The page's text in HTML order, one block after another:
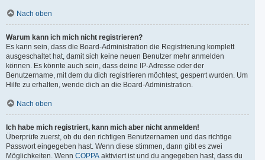
Nach oben
Warum kann ich mich nicht registrieren?
Es kann sein, dass die Board-Administration die Registrierung komplett
ausgeschaltet hat, damit sich keine neuen Benutzer mehr anmelden
können. Es könnte auch sein, dass deine IP-Adresse oder der
Benutzername, mit dem du dich registrieren möchtest, gesperrt wurden. Um
Hilfe zu erhalten, wende dich an die Board-Administration.
Nach oben
Ich habe mich registriert, kann mich aber nicht anmelden!
Überprüfe zuerst, ob du den richtigen Benutzernamen und das richtige
Passwort eingegeben hast. Wenn diese stimmen, dann gibt es zwei
Möglichkeiten. Wenn COPPA aktiviert ist und du angegeben hast, dass du